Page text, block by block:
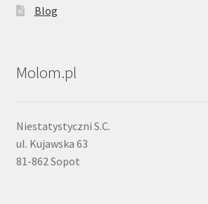
Blog
Molom.pl
Niestatystyczni S.C.
ul. Kujawska 63
81-862 Sopot